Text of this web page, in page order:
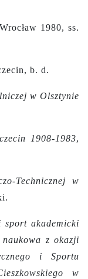
1980, ss.
b. d.
w Olsztynie
1908-1983,
Technicznej w
sport akademicki
z okazji
i Sportu
w